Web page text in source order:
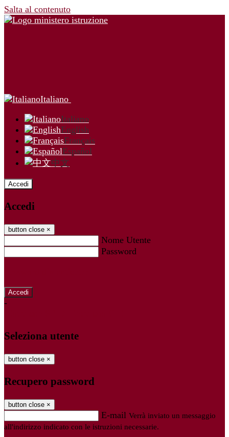
Salta al contenuto
Italiano
Italiano
English
Français
Español
中文
Accedi
Accedi
button close ×
Nome Utente
Password
-
Seleziona utente
button close ×
Recupero password
button close ×
E-mail Verrà inviato un messaggio
all'indirizzo indicato con le istruzioni necessarie.